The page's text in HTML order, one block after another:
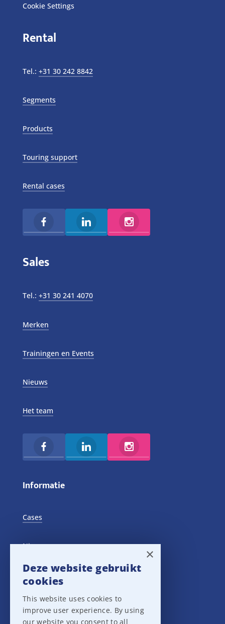
Cookie Settings
Rental
Tel.: +31 30 242 8842
Segments
Products
Touring support
Rental cases
Sales
Tel.: +31 30 241 4070
Merken
Trainingen en Events
Nieuws
Het team
Informatie
Cases
Nieuws
Training Events
Privacy verklaring
×
Deze website gebruikt
cookies
This website uses cookies to
improve user experience. By using
our website you consent to all